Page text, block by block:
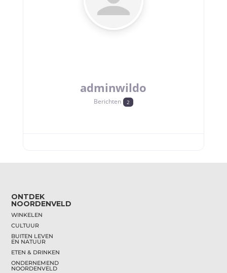
adminwildo
Berichten 2
ONTDEK
NOORDENVELD
WINKELEN
CULTUUR
BUITEN LEVEN
EN NATUUR
ETEN & DRINKEN
ONDERNEMEND
NOORDENVELD